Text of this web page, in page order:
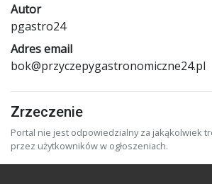
Autor
pgastro24
Adres email
bok@przyczepygastronomiczne24.pl
Zrzeczenie
Portal nie jest odpowiedzialny za jakąkolwiek
przez użytkowników w ogłoszeniach.